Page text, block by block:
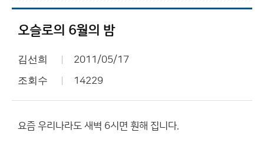
오슬로의 6월의 밤
김선희 2011/05/17
조회수 14229
요즘 우리나라도 새벽 6시면 훤해 집니다.